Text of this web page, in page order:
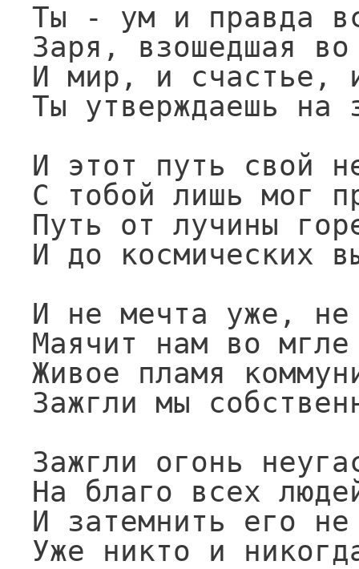
Ты - ум и правда
Заря, взошедшая
И мир, и счастье,
Ты утверждаешь на
И этот путь свой
С тобой лишь мог
Путь от лучины
И до космических
И не мечта уже, не
Маячит нам во
Живое пламя
Зажгли мы
Зажгли огонь
На благо всех
И затемнить его
Уже никто и